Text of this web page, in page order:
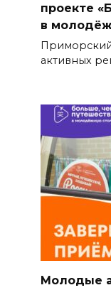
проекте
в
активных
Молодые